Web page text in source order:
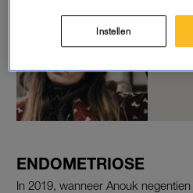
ENDOMETRIOSE
In 2019, wanneer Anouk
Instellen